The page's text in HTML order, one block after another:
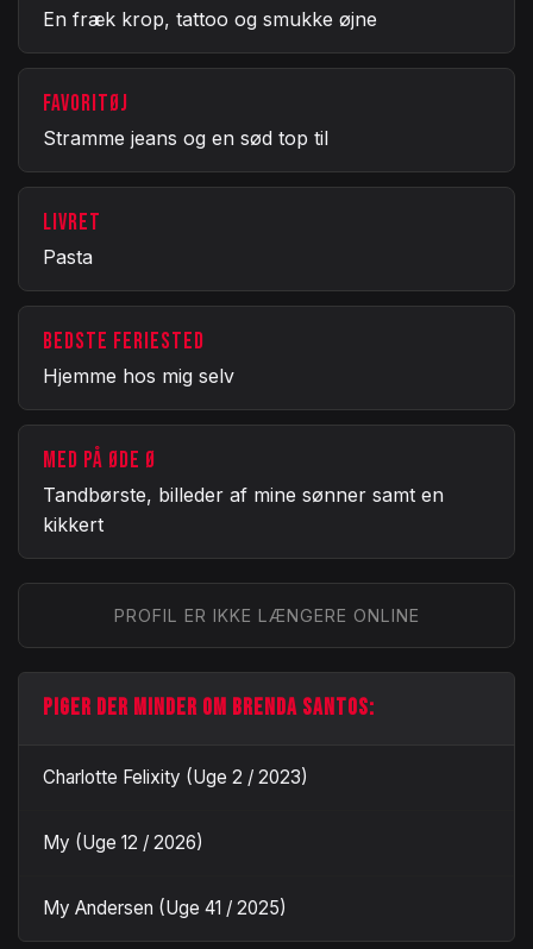
En fræk krop, tattoo og smukke øjne
FAVORITØJ
Stramme jeans og en sød top til
LIVRET
Pasta
BEDSTE FERIESTED
Hjemme hos mig selv
MED PÅ ØDE Ø
Tandbørste, billeder af mine sønner samt en
kikkert
PROFIL ER IKKE LÆNGERE ONLINE
PIGER DER MINDER OM BRENDA SANTOS:
Charlotte Felixity (Uge 2 / 2023)
My (Uge 12 / 2026)
My Andersen (Uge 41 / 2025)